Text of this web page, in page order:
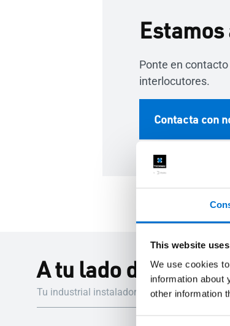
This website
We use cookies
information about
other information
Ponte en
interlocutores.
Contacta con
A tu lado durante
Tu industrial instalador Aluminier